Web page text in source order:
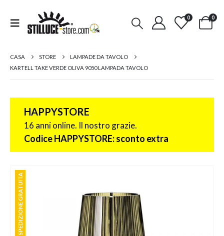
0 0
CASA STORE
LAMPADE DA TAVOLO
KARTELL TAKE VERDE OLIVA 9050 LAMPADA TAVOLO
HAPPYSTORE
16 anni online. Il nostro grazie.
Codice HAPPYSTORE: sconto extra
SPEDIZIONE GRATUITA
SPEDIZIONE GRATUITA